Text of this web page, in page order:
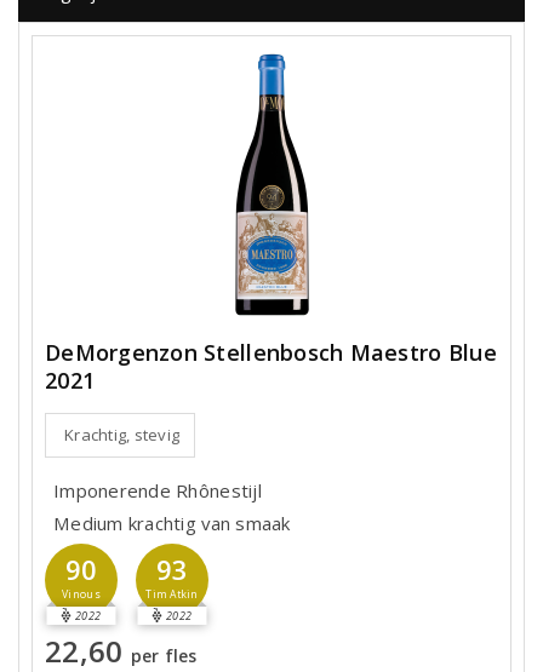
DeMorgenzon Stellenbosch Maestro Blue
2021
Krachtig, stevig
Imponerende Rhônestijl
Medium krachtig van smaak
90
Vinous
2022
93
Tim Atkin
2022
22,60 per fles